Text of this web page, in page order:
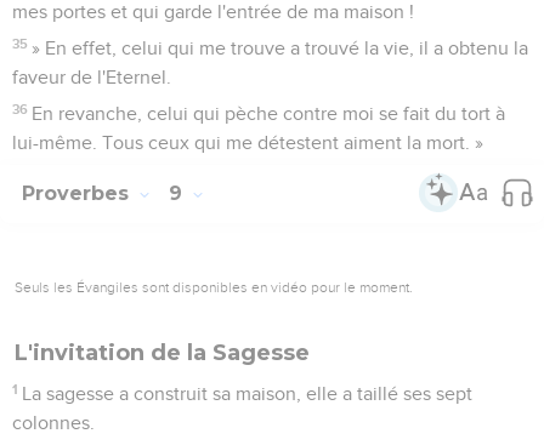
mes portes et qui garde l'entrée de ma maison !
35 » En effet, celui qui me trouve a trouvé la vie, il a obtenu la
faveur de l'Eternel.
36 En revanche, celui qui pèche contre moi se fait du tort à
lui-même. Tous ceux qui me détestent aiment la mort. »
Proverbes 9
Seuls les Évangiles sont disponibles en vidéo pour le moment.
L'invitation de la Sagesse
1 La sagesse a construit sa maison, elle a taillé ses sept
colonnes.